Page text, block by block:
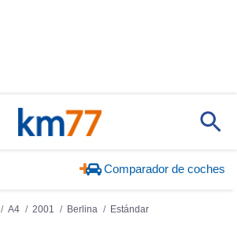
Comparador de coches
A4 2001 Berlina
Estándar